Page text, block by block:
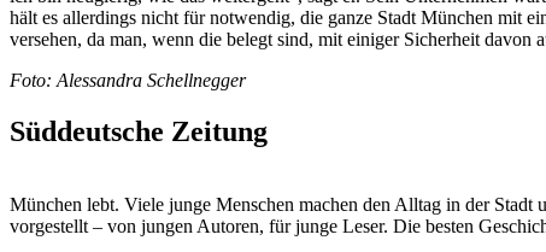
hält es allerdings nicht für notwendig, die ganze Stadt München mit
versehen, da man, wenn die belegt sind, mit einiger Sicherheit davon
Foto: Alessandra Schellnegger
Süddeutsche Zeitung
München lebt. Viele junge Menschen machen den Alltag in der
vorgestellt – von jungen Autoren, für junge Leser. Die besten